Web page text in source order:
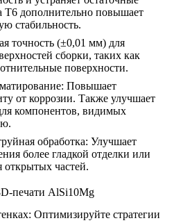
T6 дополнительно повышает
стабильность.
точность (±0,01 мм) для
сборки, таких как
поверхности.
: Повышает
от коррозии. Также улучшает
компонентов, видимых
обработка: Улучшает
более гладкой отделки или
открытых частей.
печати AlSi10Mg
Оптимизируйте стратегии